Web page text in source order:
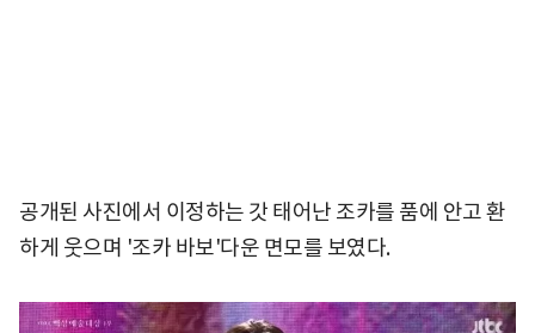
공개된 사진에서 이정하는 갓 태어난 조카를 품에 안고 환
하게 웃으며 '조카 바보'다운 면모를 보였다.